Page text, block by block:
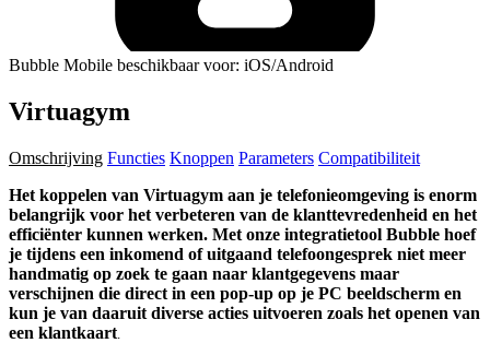
Bubble Mobile beschikbaar voor: iOS/Android
Virtuagym
Omschrijving Functies Knoppen Parameters Compatibiliteit
Het koppelen van Virtuagym aan je telefonieomgeving is enorm
belangrijk voor het verbeteren van de klanttevredenheid en het
efficiënter kunnen werken. Met onze integratietool Bubble hoef
je tijdens een inkomend of uitgaand telefoongesprek niet meer
handmatig op zoek te gaan naar klantgegevens maar
verschijnen die direct in een pop-up op je PC beeldscherm en
kun je van daaruit diverse acties uitvoeren zoals het openen van
een klantkaart